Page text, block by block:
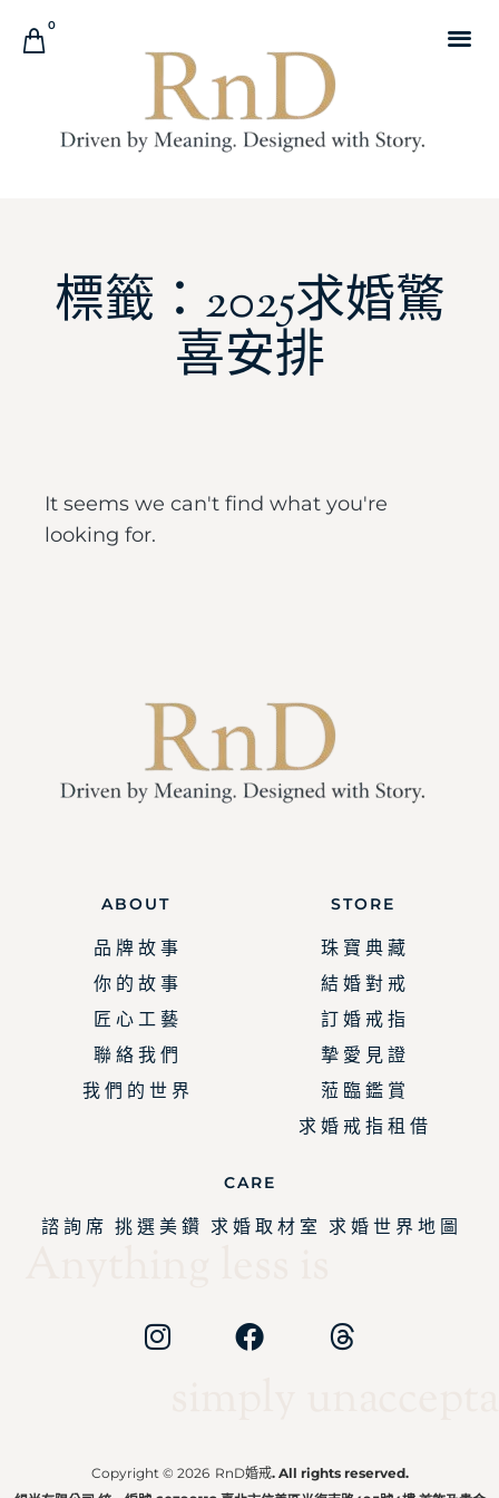
0
標籤：2025求婚驚
喜安排
It seems we can't find what you're
looking for.
ABOUT
品 牌 故 事
你 的 故 事
匠 心 工 藝
聯 絡 我 們
我 們 的 世 界
STORE
珠 寶 典 藏
結 婚 對 戒
訂 婚 戒 指
摯 愛 見 證
蒞 臨 鑑 賞
求 婚 戒 指 租 借
CARE
諮 詢 席 挑 選 美 鑽 求 婚 取 材 室 求 婚 世 界 地 圖
Copyright © 2026 RnD婚戒. All rights reserved.